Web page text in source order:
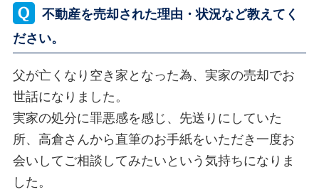
不動産を売却された理由・状況など教えてく
ださい。
父が亡くなり空き家となった為、実家の売却でお
世話になりました。
実家の処分に罪悪感を感じ、先送りにしていた
所、高倉さんから直筆のお手紙をいただき一度お
会いしてご相談してみたいという気持ちになりま
した。